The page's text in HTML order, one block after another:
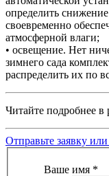
определить
своевременно
атмосферной влаги;
• освещение. Нет
зимнего сада
распределить их по
Читайте подробнее в
Отправьте заявку
Ваше имя *